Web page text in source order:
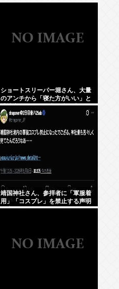
ショートスリーパー堀さん、大量
のアンチから「寝た方がいい」と
誹謗中傷され配信中に泣き出して
しまう
靖国神社さん、参拝者に「軍服着
用」「コスプレ」を禁止する声明
を出してしまうwww